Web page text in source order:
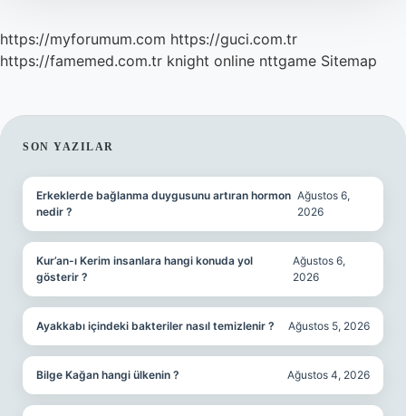
https://myforumum.com https://guci.com.tr
https://famemed.com.tr knight online nttgame Sitemap
SIDEBAR
SON YAZILAR
Erkeklerde bağlanma duygusunu artıran hormon
nedir ?
Ağustos 6,
2026
Kur’an-ı Kerim insanlara hangi konuda yol
gösterir ?
Ağustos 6,
2026
Ayakkabı içindeki bakteriler nasıl temizlenir ? Ağustos 5, 2026
Bilge Kağan hangi ülkenin ? Ağustos 4, 2026